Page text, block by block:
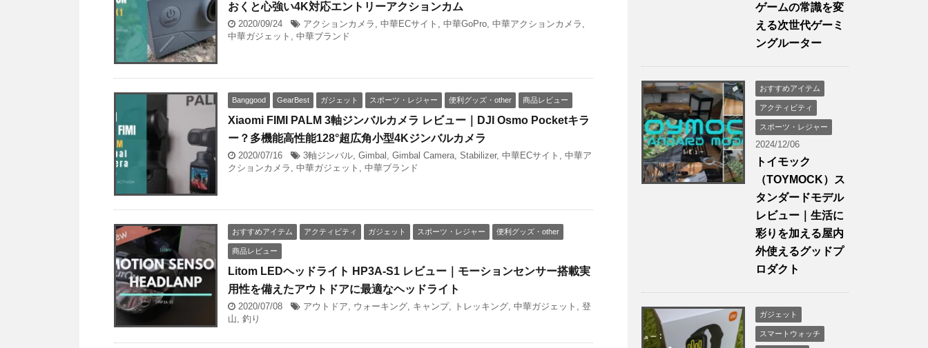
おくと心強い4K対応エントリーアクションカム
2020/09/24 アクションカメラ , 中華ECサイト , 中華GoPro, 中華アクションカメラ ,
中華ガジェット , 中華ブランド
Banggood GearBest ガジェット スポーツ・レジャー 便利グッズ・other 商品レビュー
Xiaomi FIMI PALM 3軸ジンバルカメラ レビュー｜DJI Osmo Pocketキラ
ー？多機能高性能128°超広角小型4Kジンバルカメラ
2020/07/16 3軸ジンバル, Gimbal , Gimbal Camera, Stabilizer, 中華ECサイト , 中華ア
クションカメラ , 中華ガジェット , 中華ブランド
おすすめアイテム アクティビティ ガジェット スポーツ・レジャー 便利グッズ・other
商品レビュー
Litom LEDヘッドライト HP3A-S1 レビュー｜モーションセンサー搭載実
用性を備えたアウトドアに最適なヘッドライト
2020/07/08 アウトドア, ウォーキング, キャンプ, トレッキング, 中華ガジェット , 登
山, 釣り
ゲームの常識を変
える次世代ゲーミ
ングルーター
おすすめアイテム
アクティビティ
スポーツ・レジャー
2024/12/06
トイモック
（TOYMOCK）ス
タンダードモデル
レビュー｜生活に
彩りを加える屋内
外使えるグッドプ
ロダクト
ガジェット
スマートウォッチ